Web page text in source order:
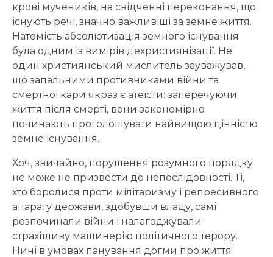
крові мучеників, на свідченні переконання, що
існують речі, значно важливіші за земне життя.
Натомість абсолютизація земного існування
була одним із вимірів дехристиянізації. Не
один християнський мислитель зауважував,
що запальними противниками війни та
смертної кари якраз є атеїсти: заперечуючи
життя після смерті, вони закономірно
починають проголошувати найвищою цінністю
земне існування.
Хоч, звичайно, порушення розумного порядку
не може не призвести до непослідовності. Ті,
хто боролися проти мілітаризму і репресивного
апарату держави, здобувши владу, самі
розпочинали війни і налагоджували
страхітливу машинерію політичного терору.
Нині в умовах панування догми про життя